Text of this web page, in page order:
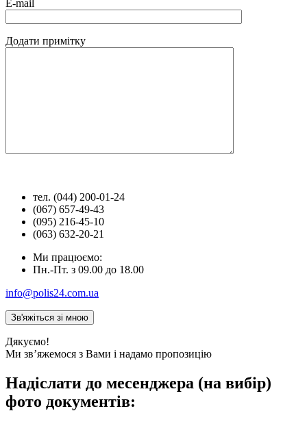
E-mail
Додати примітку
тел. (044) 200-01-24
(067) 657-49-43
(095) 216-45-10
(063) 632-20-21
Ми працюємо:
Пн.-Пт. з 09.00 до 18.00
info@polis24.com.ua
Дякуємо!
Ми зв’яжемося з Вами і надамо пропозицію
Надіслати до месенджера (на вибір)
фото документів: